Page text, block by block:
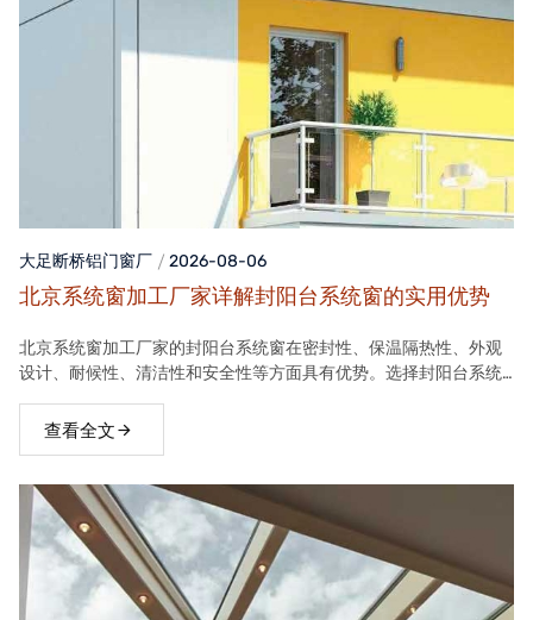
大足断桥铝门窗厂 2026-08-06
北京系统窗加工厂家详解封阳台系统窗的实用优势
北京系统窗加工厂家的封阳台系统窗在密封性、保温隔热性、外观
设计、耐候性、清洁性和安全性等方面具有优势。选择封阳台系统
体验。
查看全文